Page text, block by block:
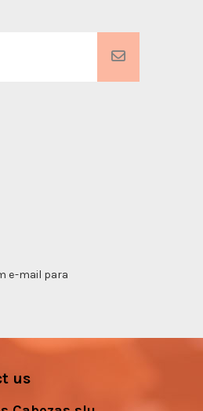
e-mail para
us